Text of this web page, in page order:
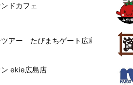
ドカフェ
アー たびまちゲート広島
ekie広島店